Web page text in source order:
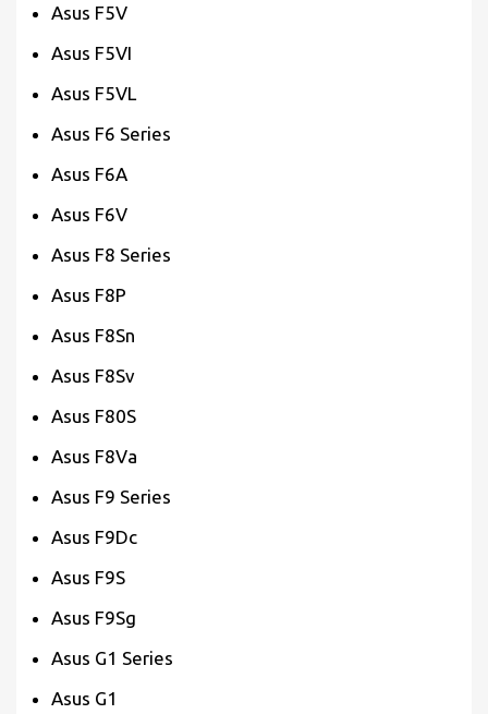
Asus F5V
Asus F5VI
Asus F5VL
Asus F6 Series
Asus F6A
Asus F6V
Asus F8 Series
Asus F8P
Asus F8Sn
Asus F8Sv
Asus F80S
Asus F8Va
Asus F9 Series
Asus F9Dc
Asus F9S
Asus F9Sg
Asus G1 Series
Asus G1